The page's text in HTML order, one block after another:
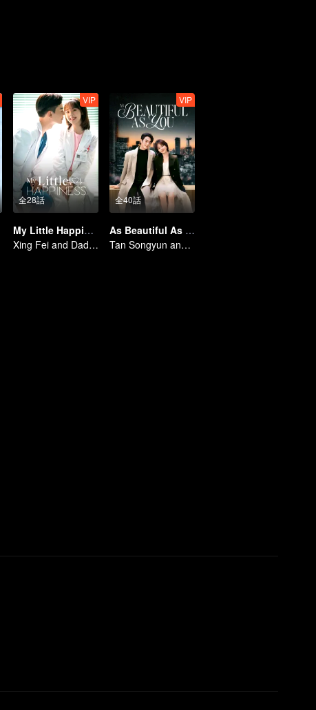
全28話
VIP
My Little Happiness
Xing Fei and Daddi Tang's sweet love story.
全40話
VIP
As Beautiful As You
Tan Songyun and Xu Kai join forces in the workplace